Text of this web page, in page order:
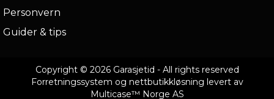
Personvern
Guider & tips
Copyright © 2026 Garasjetid - All rights reserved
Forretningssystem og nettbutikkløsning levert av
Multicase™ Norge AS